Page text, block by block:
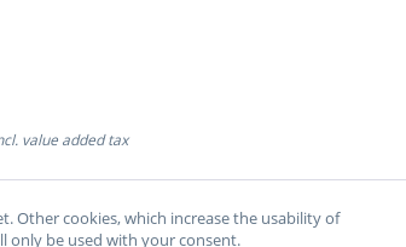
value added tax
Other cookies, which increase the usability of
only be used with your consent.